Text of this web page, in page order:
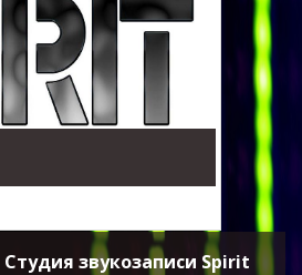
Студия звукозаписи Spirit